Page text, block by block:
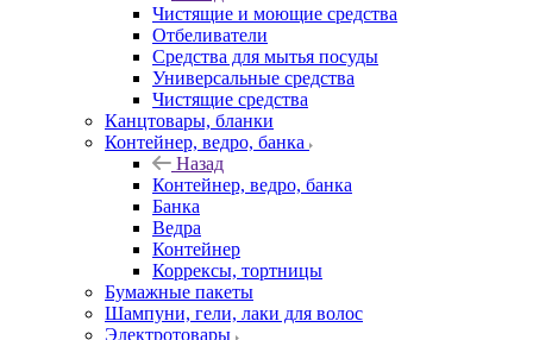
Чистящие и моющие средства
Отбеливатели
Средства для мытья посуды
Универсальные средства
Чистящие средства
Канцтовары, бланки
Контейнер, ведро, банка
Назад
Контейнер, ведро, банка
Банка
Ведра
Контейнер
Коррексы, тортницы
Бумажные пакеты
Шампуни, гели, лаки для волос
Электротовары